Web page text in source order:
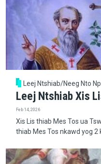
Leej Ntshiab/Neeg Nto
Leej Ntshiab Xis
Feb 14, 2026
Xis Lis thiab Mes Tos ua
thiab Mes Tos nkawd yog 2